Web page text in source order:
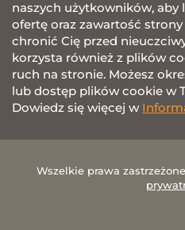
naszych użytkowników, aby
ofertę oraz zawartość
chronić Cię przed
korzysta również z plików
ruch na stronie. Możesz
lub dostęp plików cookie w
Dowiedz się więcej w
Wszelkie prawa